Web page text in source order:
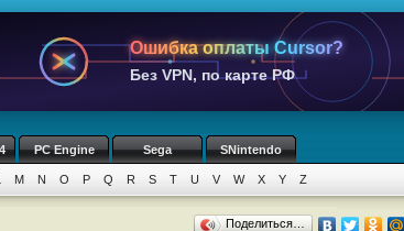
Ошибка оплаты Cursor?
Без VPN, по карте РФ
PC Engine Sega SNintendo
M N O P Q R S T U V W X Y Z
Поделиться…